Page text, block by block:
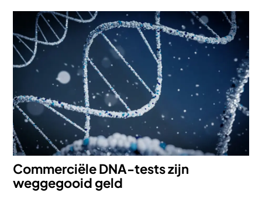
Afbeelding
Commerciële DNA-tests zijn
weggegooid geld